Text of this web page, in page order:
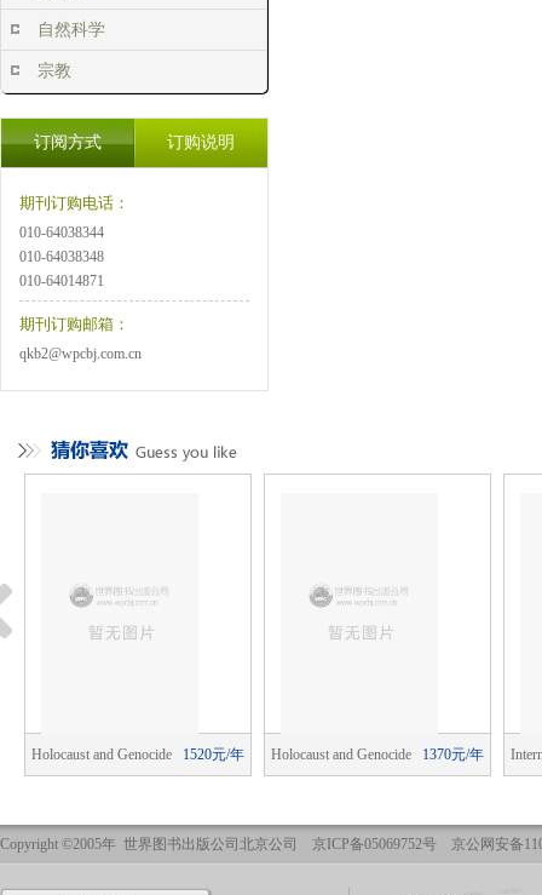
自然科学
宗教
订阅方式 订购说明
期刊订购电话：
010-64038344
010-64038348
010-64014871
期刊订购邮箱：
qkb2@wpcbj.com.cn
1520元/年
Holocaust and Genocide 1370元/年
Holocaust and Genocide
Copyright ©2005年 世界图书出版公司北京公司 京ICP备05069752号 京公网安备